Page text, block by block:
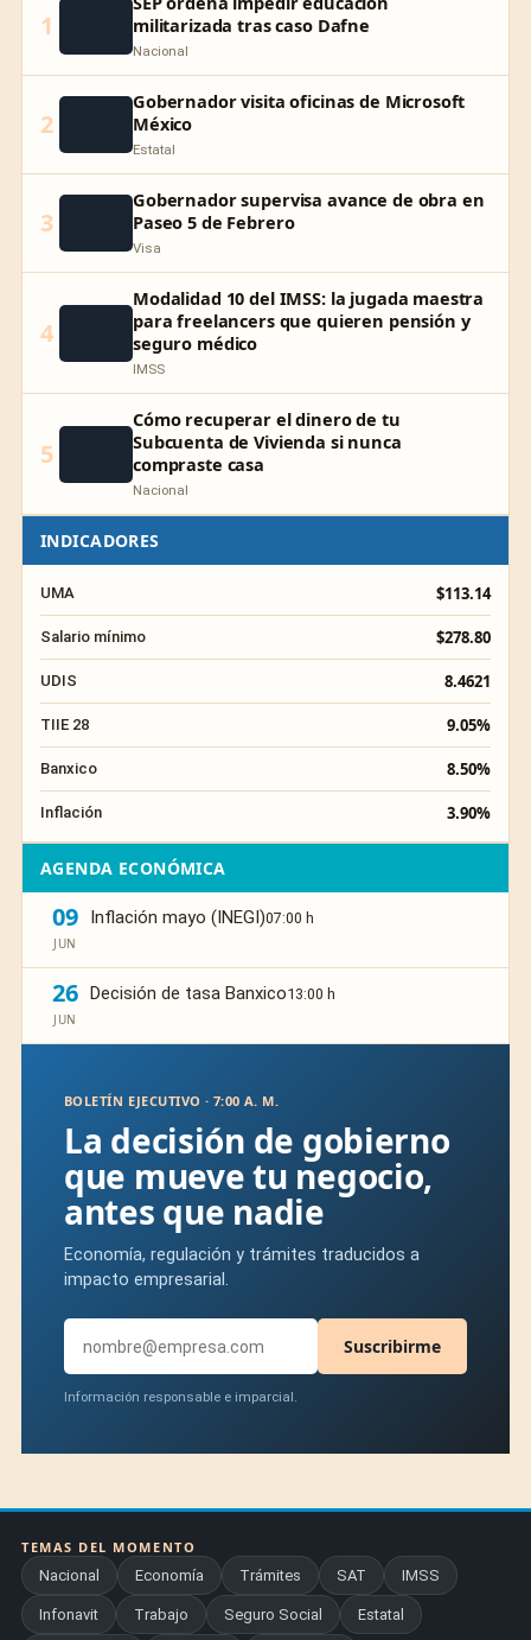
1
militarizada tras caso Dafne
Nacional
2
Gobernador visita oficinas de Microsoft
México
Estatal
3
Gobernador supervisa avance de obra en
Paseo 5 de Febrero
Visa
4
Modalidad 10 del IMSS: la jugada maestra
para freelancers que quieren pensión y
seguro médico
IMSS
5
Cómo recuperar el dinero de tu
Subcuenta de Vivienda si nunca
compraste casa
Nacional
INDICADORES
UMA $113.14
Salario mínimo $278.80
UDIS 8.4621
TIIE 28 9.05%
Banxico 8.50%
Inflación 3.90%
AGENDA ECONÓMICA
09
JUN
Inflación mayo (INEGI)07:00 h
26
JUN
Decisión de tasa Banxico13:00 h
BOLETÍN EJECUTIVO · 7:00 A. M.
La decisión de gobierno
que mueve tu negocio,
antes que nadie
Economía, regulación y trámites traducidos a
impacto empresarial.
Suscribirme
Información responsable e imparcial.
TEMAS DEL MOMENTO
Nacional
Economía Trámites SAT IMSS
Infonavit Trabajo Seguro Social Estatal